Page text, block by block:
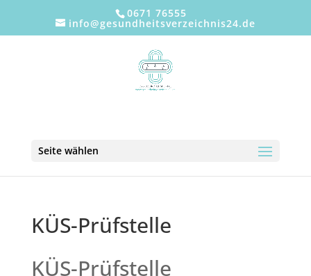
0671 76555
info@gesundheitsverzeichnis24.de
Seite wählen
KÜS-Prüfstelle
KÜS-Prüfstelle